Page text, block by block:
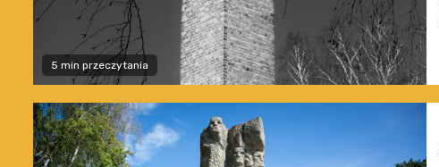
5 min przeczytania